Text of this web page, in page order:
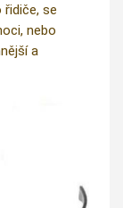
řidiče, se
nebo
a